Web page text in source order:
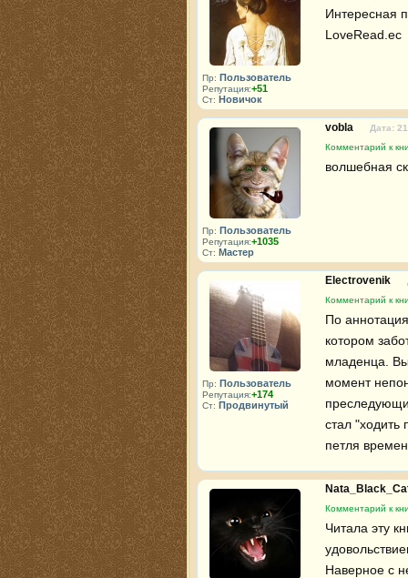
Пр: Пользователь
Репутация:+51
Ст: Новичок
Интересная
LoveRead.ec
Пр: Пользователь
Репутация:+1035
Ст: Мастер
vobla
Дата:
Комментарий к
волшебная
Пр: Пользователь
Репутация:+174
Ст: Продвинутый
Electrovenik
Комментарий к
По
котором
младенца.
момент
стал
петля
Комментарий к
Читала эту
Наверное с